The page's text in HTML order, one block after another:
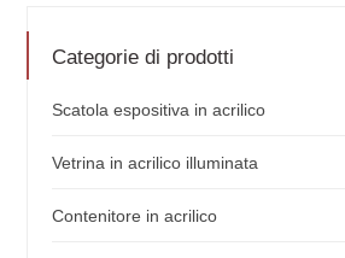
Categorie di prodotti
Scatola espositiva in acrilico
Vetrina in acrilico illuminata
Contenitore in acrilico